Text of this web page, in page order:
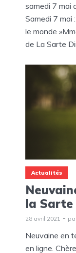
samedi 7 mai
Samedi 7 mai
le monde
de La Sarte
Actualités
la Sarte
28 avril 2021
Neuvaine en
en ligne.